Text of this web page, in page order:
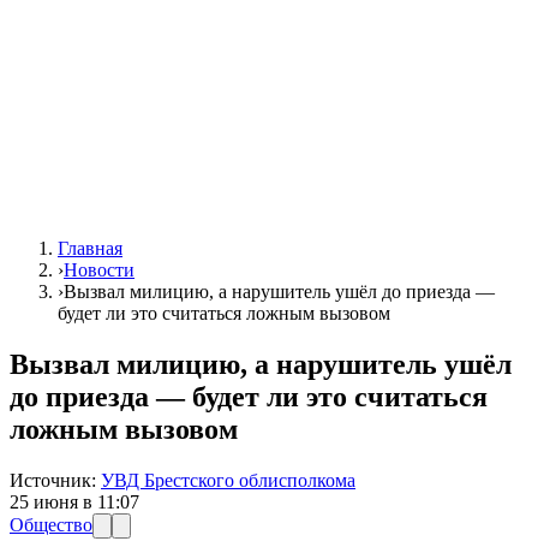
Главная
›Новости
›Вызвал милицию, а нарушитель ушёл до приезда —
будет ли это считаться ложным вызовом
Вызвал милицию, а нарушитель ушёл
до приезда — будет ли это считаться
ложным вызовом
Источник: УВД Брестского облисполкома
25 июня в 11:07
Общество